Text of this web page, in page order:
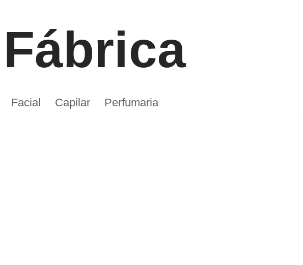
Facial Capilar Perfumaria